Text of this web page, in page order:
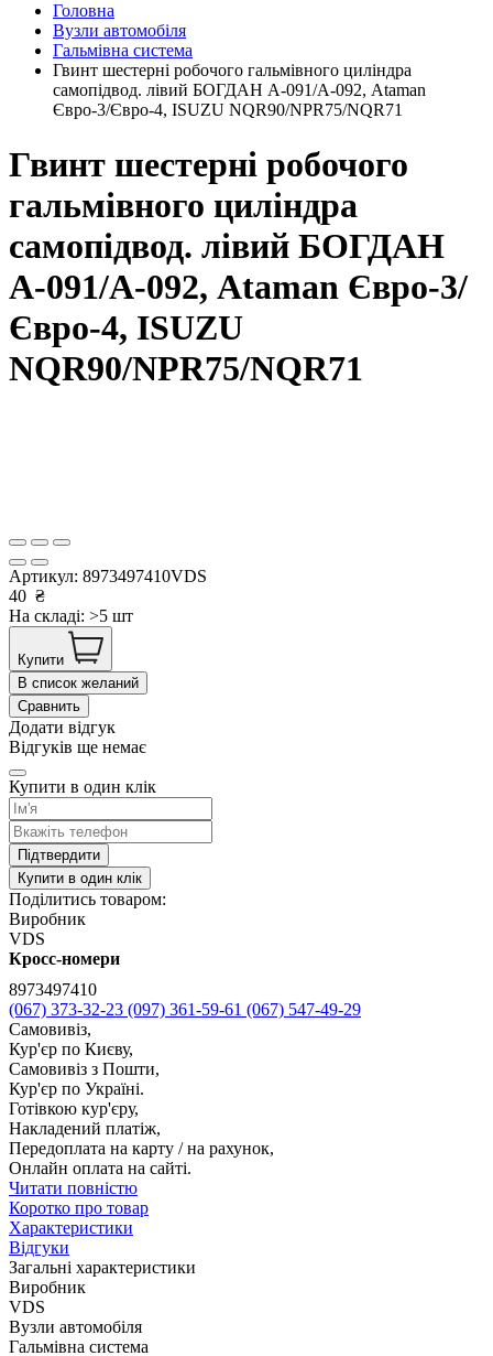
Головна
Вузли автомобіля
Гальмівна система
Гвинт шестерні робочого гальмівного циліндра
самопідвод. лівий БОГДАН А-091/А-092, Ataman
Євро-3/Євро-4, ISUZU NQR90/NPR75/NQR71
Гвинт шестерні робочого
гальмівного циліндра
самопідвод. лівий БОГДАН
А-091/А-092, Ataman Євро-3/
Євро-4, ISUZU
NQR90/NPR75/NQR71
Артикул: 8973497410VDS
40 ₴
На складі: >5 шт
Купити
В список желаний
Сравнить
Додати відгук
Відгуків ще немає
Купити в один клік
Підтвердити
Купити в один клік
Поділитись товаром:
Виробник
VDS
Кросс-номери
8973497410
(067) 373-32-23 (097) 361-59-61 (067) 547-49-29
Самовивіз,
Кур'єр по Києву,
Самовивіз з Пошти,
Кур'єр по Україні.
Готівкою кур'єру,
Накладений платіж,
Передоплата на карту / на рахунок,
Онлайн оплата на сайті.
Читати повністю
Коротко про товар
Характеристики
Відгуки
Загальні характеристики
Виробник
VDS
Вузли автомобіля
Гальмівна система